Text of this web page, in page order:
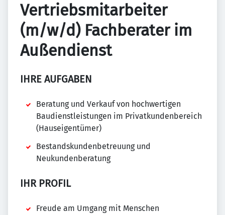
Vertriebsmitarbeiter
(m/w/d) Fachberater im
Außendienst
IHRE AUFGABEN
Beratung und Verkauf von hochwertigen
Baudienstleistungen im Privatkundenbereich
(Hauseigentümer)
Bestandskundenbetreuung und
Neukundenberatung
IHR PROFIL
Freude am Umgang mit Menschen